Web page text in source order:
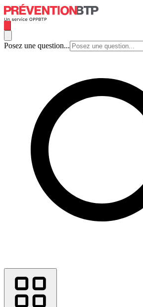
Posez une question...